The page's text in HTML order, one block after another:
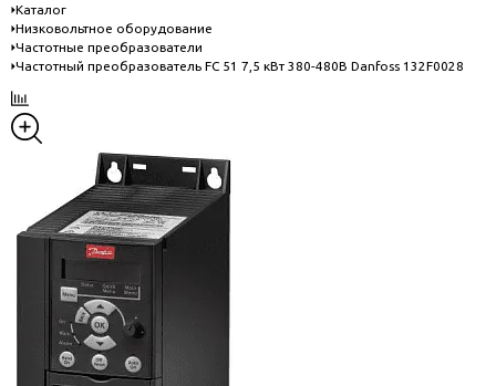
Каталог
Низковольтное оборудование
Частотные преобразователи
Частотный преобразователь FC 51 7,5 кВт 380-480В Danfoss 132F0028